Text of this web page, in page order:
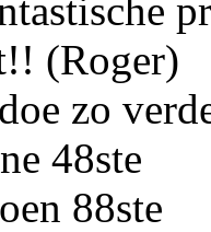
(Roger)
zo
48ste
88ste